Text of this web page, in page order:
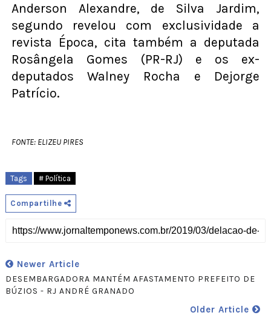
Anderson Alexandre, de Silva Jardim,
segundo revelou com exclusividade a
revista Época, cita também a deputada
Rosângela Gomes (PR-RJ) e os ex-
deputados Walney Rocha e Dejorge
Patrício.
FONTE: ELIZEU PIRES
Tags # Política
Compartilhe
Newer Article
DESEMBARGADORA MANTÉM AFASTAMENTO PREFEITO DE
BÚZIOS - RJ ANDRÉ GRANADO
Older Article